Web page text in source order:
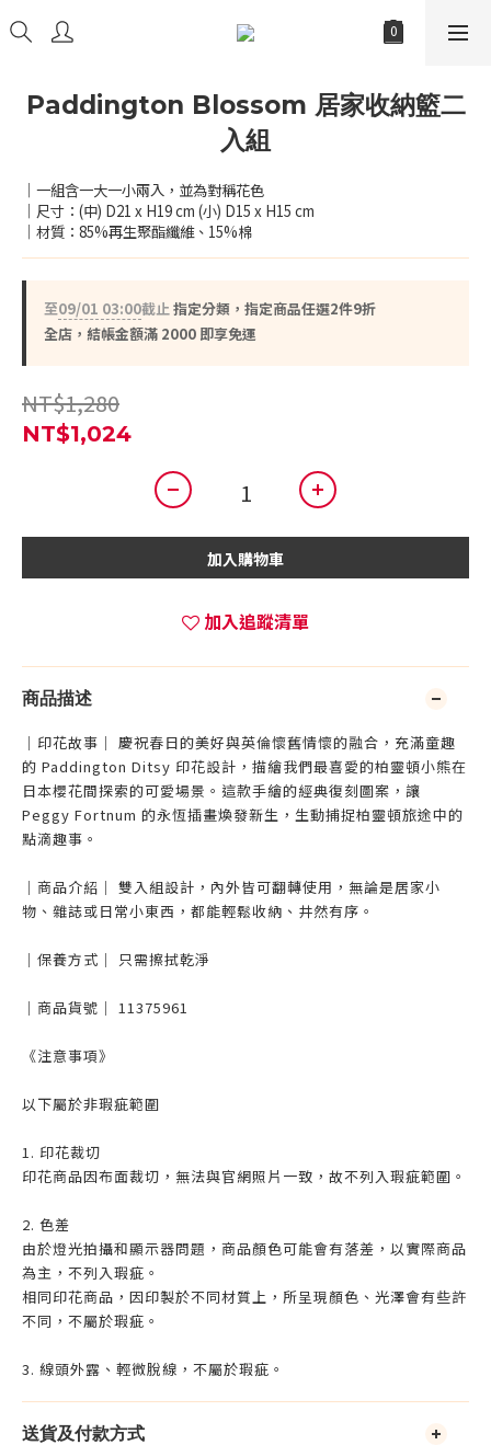
Paddington Blossom 居家收納籃二
入組
｜一組含一大一小兩入，並為對稱花色
｜尺寸：(中) D21 x H19 cm (小) D15 x H15 cm
｜材質：85%再生聚酯纖維、15%棉
至09/01 03:00截止指定分類，指定商品任選2件9折
全店，結帳金額滿 2000 即享免運
NT$1,280
NT$1,024
加入購物車
加入追蹤清單
商品描述
｜印花故事｜ 慶祝春日的美好與英倫懷舊情懷的融合，充滿童趣
的 Paddington Ditsy 印花設計，描繪我們最喜愛的柏靈頓小熊在
日本櫻花間探索的可愛場景。這款手繪的經典復刻圖案，讓
Peggy Fortnum 的永恆插畫煥發新生，生動捕捉柏靈頓旅途中的
點滴趣事。
｜商品介紹｜ 雙入組設計，內外皆可翻轉使用，無論是居家小
物、雜誌或日常小東西，都能輕鬆收納、井然有序。
｜保養方式｜ 只需擦拭乾淨
｜商品貨號｜ 11375961
《注意事項》
以下屬於非瑕疵範圍
1. 印花裁切
印花商品因布面裁切，無法與官網照片一致，故不列入瑕疵範圍。
2. 色差
由於燈光拍攝和顯示器問題，商品顏色可能會有落差，以實際商品
為主，不列入瑕疵。
相同印花商品，因印製於不同材質上，所呈現顏色、光澤會有些許
不同，不屬於瑕疵。
3. 線頭外露、輕微脫線，不屬於瑕疵。
送貨及付款方式